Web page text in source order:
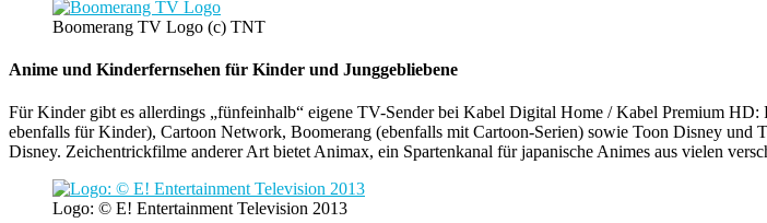
Boomerang TV Logo (c) TNT
Anime und Kinderfernsehen für Kinder und Junggebliebene
Für Kinder gibt es allerdings „fünfeinhalb“ eigene TV-Sender bei Kabel Digital Home / Kabel Premium
ebenfalls für Kinder), Cartoon Network, Boomerang (ebenfalls mit Cartoon-Serien) sowie Toon Disney und
Disney. Zeichentrickfilme anderer Art bietet Animax, ein Spartenkanal für japanische Animes aus vielen
Logo: © E! Entertainment Television 2013